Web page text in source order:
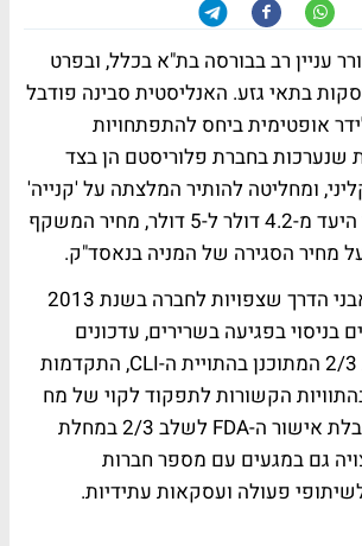
עניין רב בבורסה בת"א בכלל, ובפרט
בתאי גזע. האנליסטית סבינה פודבל
אופטימית ביחס להתפתחויות
שנערכות בחברת פלוריסטם הן בצד
ומחליטה להותיר המלצתה על 'קנייה'
ולהעלות את מחיר היעד מ-4.2 דולר ל-5 דולר, מחיר המשקף
פודבל מציינת כי אבני הדרך שצפויות לחברה בשנת 2013
בניסוי בפגיעה בשרירים, עדכונים
בקשר לניסוי שלב 2/3 המתוכנן בהתויית ה-CLI, התקדמות
בהתוויות הקשורות לתפקוד לקוי של מח
עצם ואפשרות לקבלת אישור ה-FDA לשלב 2/3 במחלת
גם במגעים עם מספר חברות
פעולה ועסקאות עתידיות.